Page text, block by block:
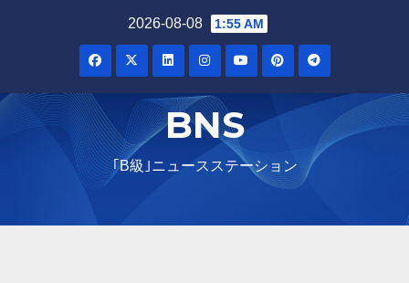
2026-08-08 1:55 AM
BNS
｢B級｣ニュースステーション